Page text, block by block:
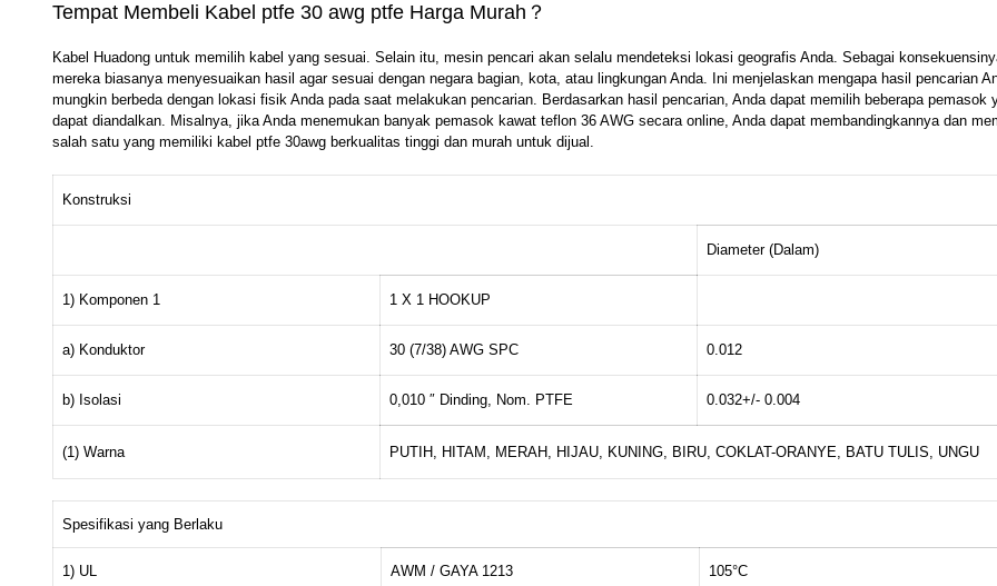
Tempat Membeli Kabel ptfe 30 awg ptfe Harga Murah？
Kabel Huadong untuk memilih kabel yang sesuai. Selain itu, mesin pencari akan selalu mendeteksi lokasi geografis Anda. Sebagai
mereka biasanya menyesuaikan hasil agar sesuai dengan negara bagian, kota, atau lingkungan Anda. Ini menjelaskan mengapa hasil pencarian
mungkin berbeda dengan lokasi fisik Anda pada saat melakukan pencarian. Berdasarkan hasil pencarian, Anda dapat memilih beberapa pemasok
dapat diandalkan. Misalnya, jika Anda menemukan banyak pemasok kawat teflon 36 AWG secara online, Anda dapat membandingkannya dan
salah satu yang memiliki kabel ptfe 30awg berkualitas tinggi dan murah untuk dijual.
Konstruksi
Diameter (Dalam)
1) Komponen 1 1 X 1 HOOKUP
a) Konduktor 30 (7/38) AWG SPC 0.012
b) Isolasi 0,010 ″ Dinding, Nom. PTFE 0.032+/- 0.004
(1) Warna PUTIH, HITAM, MERAH, HIJAU, KUNING, BIRU, COKLAT-ORANYE, BATU TULIS, UNGU
Spesifikasi yang Berlaku
1) UL AWM / GAYA 1213 105°C